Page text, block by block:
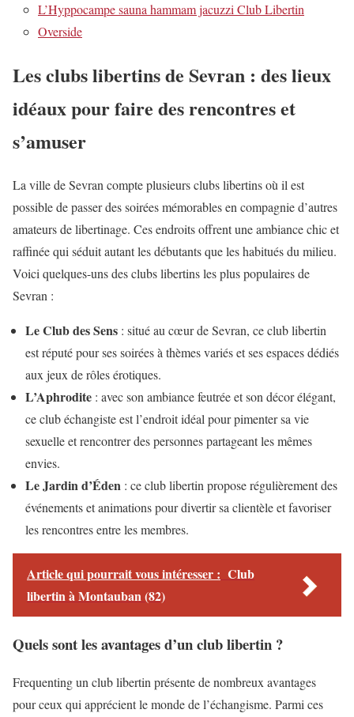
L’Hyppocampe sauna hammam jacuzzi Club Libertin
Overside
Les clubs libertins de Sevran : des lieux
idéaux pour faire des rencontres et
s’amuser
La ville de Sevran compte plusieurs clubs libertins où il est
possible de passer des soirées mémorables en compagnie d’autres
amateurs de libertinage. Ces endroits offrent une ambiance chic et
raffinée qui séduit autant les débutants que les habitués du milieu.
Voici quelques-uns des clubs libertins les plus populaires de
Sevran :
Le Club des Sens : situé au cœur de Sevran, ce club libertin
est réputé pour ses soirées à thèmes variés et ses espaces dédiés
aux jeux de rôles érotiques.
L’Aphrodite : avec son ambiance feutrée et son décor élégant,
ce club échangiste est l’endroit idéal pour pimenter sa vie
sexuelle et rencontrer des personnes partageant les mêmes
envies.
Le Jardin d’Éden : ce club libertin propose régulièrement des
événements et animations pour divertir sa clientèle et favoriser
les rencontres entre les membres.
Article qui pourrait vous intéresser : Club
libertin à Montauban (82)
Quels sont les avantages d’un club libertin ?
Frequenting un club libertin présente de nombreux avantages
pour ceux qui apprécient le monde de l’échangisme. Parmi ces